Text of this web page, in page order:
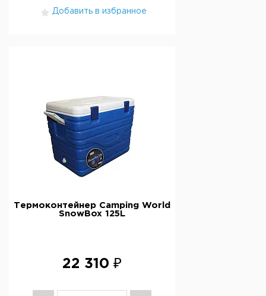
Добавить в избранное
Термоконтейнер Camping World
SnowBox 125L
22 310 ₽